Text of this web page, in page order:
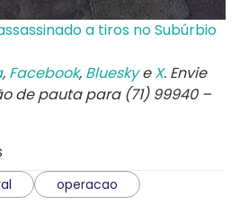
a tiros no Subúrbio
, Facebook, BlueskyeX. Envie
de pauta para (71) 99940 –
operacao